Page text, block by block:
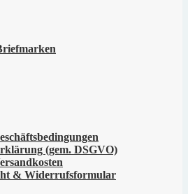
(gem. DSGVO)
& Widerrufsformular